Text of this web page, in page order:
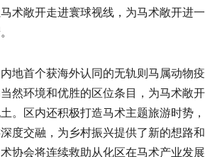
术敞开走进寰球视线，为马术敞开进一
地首个获海外认同的无轨则马属动物疫
然环境和优胜的区位条目，为马术敞开
。区内还积极打造马术主题旅游时势，
度交融，为乡村振兴提供了新的想路和
协会将连续救助从化区在马术产业发展